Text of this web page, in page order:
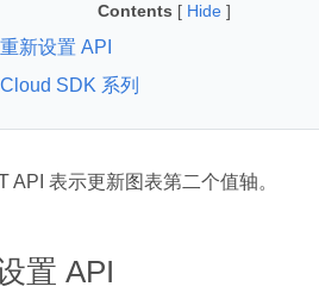
Contents [ Hide ]
重新设置 API
Cloud SDK 系列
API 表示更新图表第二个值轴。
置 API